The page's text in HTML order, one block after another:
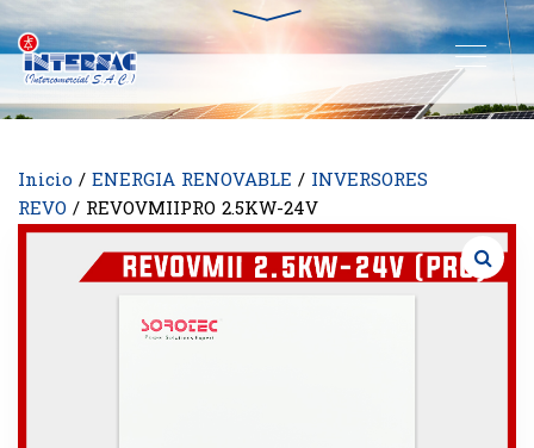
Inicio /ENERGIA RENOVABLE / INVERSORES
REVO/ REVOVMIIPRO 2.5KW-24V